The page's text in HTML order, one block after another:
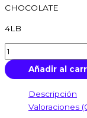
CHOCOLATE
4LB
Añadir al
Descripción
Valoraciones